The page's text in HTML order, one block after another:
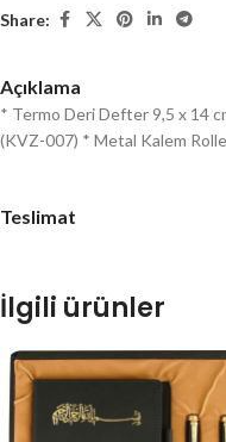
Share:
Açıklama
* Termo Deri Defter 9,5 x 14
(KVZ-007) * Metal Kalem
Teslimat
İlgili ürünler